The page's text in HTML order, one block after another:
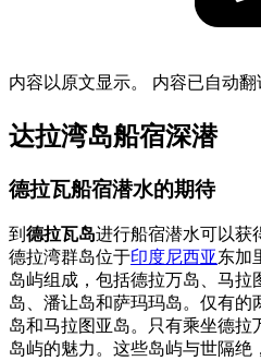
内容以原文显示。 内容已自动翻
达拉湾岛船宿深潜
德拉瓦船宿潜水的期待
到 德拉瓦岛进行船宿潜水可以获
德拉湾群岛位于印度尼西亚东加
岛屿组成，包括德拉万岛、马拉
岛、潘让岛和萨玛玛岛。仅有
岛和马拉图亚岛。只有乘坐德
岛屿的魅力。这些岛屿与世隔